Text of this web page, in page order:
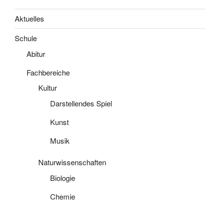
Aktuelles
Schule
Abitur
Fachbereiche
Kultur
Darstellendes Spiel
Kunst
Musik
Naturwissenschaften
Biologie
Chemie